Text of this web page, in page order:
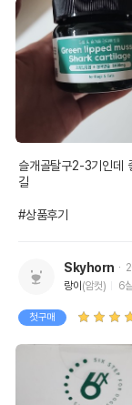
슬개골탈구2-3기인데
길
#상품후기
Skyhorn
랑이 (암컷) 6
첫구매